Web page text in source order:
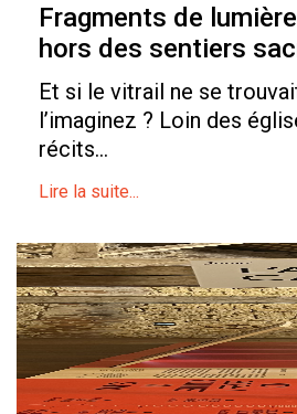
Fragments de
hors des sentiers
Et si le vitrail ne se
l’imaginez ? Loin des
récits...
Lire la suite...